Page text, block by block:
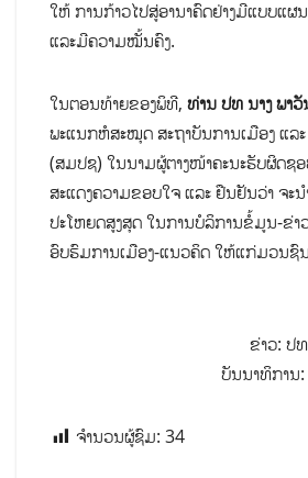
ໃຫ້ ການກ້າວໄປສູ່ອານາຄົດຢ່າງມີແບບແຜ
ແລະມີຄວາມໝັ້ນຄົງ.
ໃນຕອນທ້າຍຂອງພິທີ, ທ່ານ ປທ ນາງ ພາວັ
ພະແນກຫໍສະໝຸດ ສະຖາບັນການເມືອງ ແລ
(ສມປຊ) ໃນນາມຜູ້ຕາງໜ້າຄະນະຮັບຜິດຊ
ສະແດງຄວາມຂອບໃຈ ແລະ ຢືນຢັນວ່າ ຈະ
ປະໂຫຍດສູງສຸດ ໃນການບໍລິການຂໍ້ມູນ-ຂ່າ
ອົບຮົມການເມືອງ-ແນວຄິດ ໃຫ້ແກ່ມວນຊົ
ຂ່າວ: ປ
ບັນນາທິການ
ຈຳນວນຜູ້ຊົມ: 34